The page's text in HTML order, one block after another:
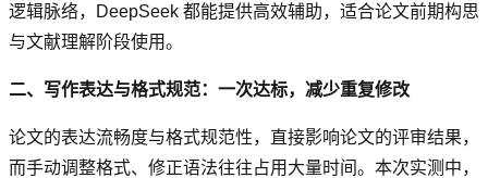
逻辑脉络，DeepSeek 都能提供高效辅助，适合论文前期构思
与文献理解阶段使用。
二、写作表达与格式规范：一次达标，减少重复修改
论文的表达流畅度与格式规范性，直接影响论文的评审结果，
而手动调整格式、修正语法往往占用大量时间。本次实测中，